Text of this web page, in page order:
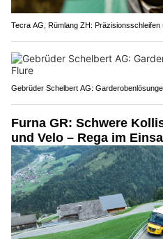
Tecra AG, Rümlang ZH:
Gebrüder Schelbert AG:
Furna GR: Schwere
und Velo – Rega im